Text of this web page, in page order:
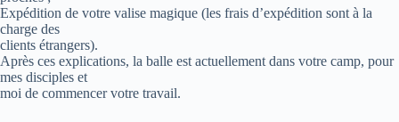
Expédition de votre valise magique (les frais d’expédition sont à la
charge des
clients étrangers).
Après ces explications, la balle est actuellement dans votre camp, pour
mes disciples et
moi de commencer votre travail.